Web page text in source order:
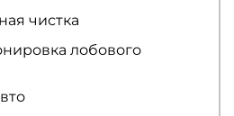
чистка
лобового